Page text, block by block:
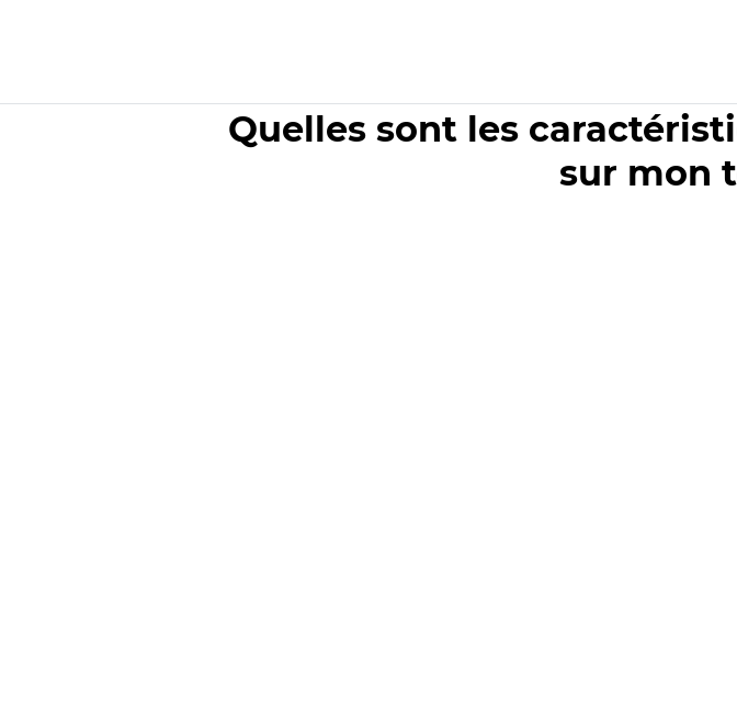
Quelles sont les
sur mon